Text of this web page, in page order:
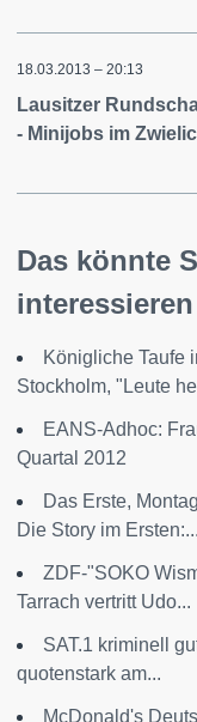
18.03.2013 – 20:13
Lausitzer
- Minijobs im
Das könnte
interessieren
Königliche Taufe
Stockholm, "Leute
EANS-Adhoc:
Quartal 2012
Das Erste,
Die Story im Ersten:...
ZDF-"SOKO
Tarrach vertritt Udo...
SAT.1 kriminell
quotenstark am...
McDonald's